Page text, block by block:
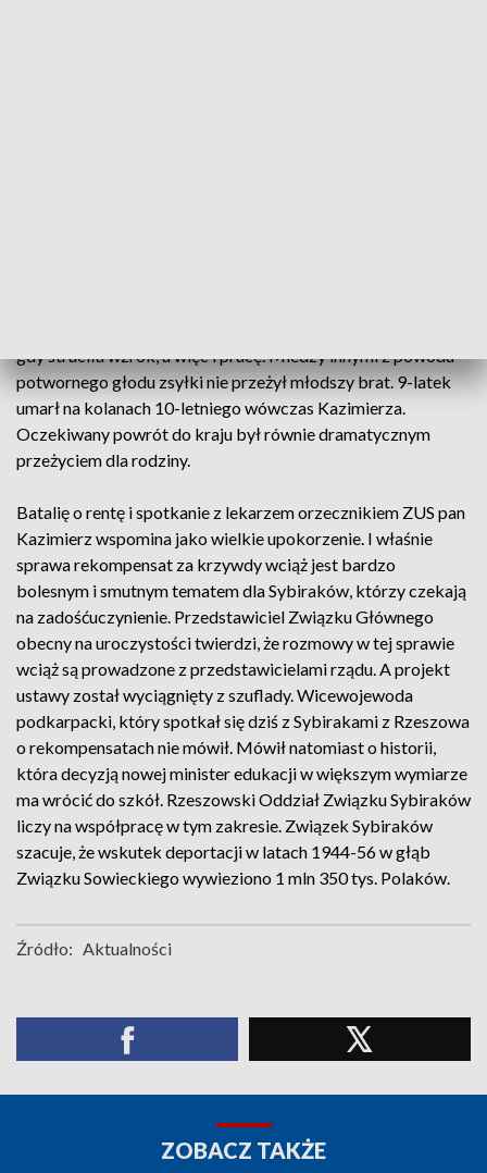
gdy straciła wzrok, a więc i pracę. Miedzy innymi z powodu
potwornego głodu zsyłki nie przeżył młodszy brat. 9-latek
umarł na kolanach 10-letniego wówczas Kazimierza.
Oczekiwany powrót do kraju był równie dramatycznym
przeżyciem dla rodziny.
Batalię o rentę i spotkanie z lekarzem orzecznikiem ZUS pan
Kazimierz wspomina jako wielkie upokorzenie. I właśnie
sprawa rekompensat za krzywdy wciąż jest bardzo
bolesnym i smutnym tematem dla Sybiraków, którzy czekają
na zadośćuczynienie. Przedstawiciel Związku Głównego
obecny na uroczystości twierdzi, że rozmowy w tej sprawie
wciąż są prowadzone z przedstawicielami rządu. A projekt
ustawy został wyciągnięty z szuflady. Wicewojewoda
podkarpacki, który spotkał się dziś z Sybirakami z Rzeszowa
o rekompensatach nie mówił. Mówił natomiast o historii,
która decyzją nowej minister edukacji w większym wymiarze
ma wrócić do szkół. Rzeszowski Oddział Związku Sybiraków
liczy na współpracę w tym zakresie. Związek Sybiraków
szacuje, że wskutek deportacji w latach 1944-56 w głąb
Związku Sowieckiego wywieziono 1 mln 350 tys. Polaków.
Źródło: Aktualności
ZOBACZ TAKŻE